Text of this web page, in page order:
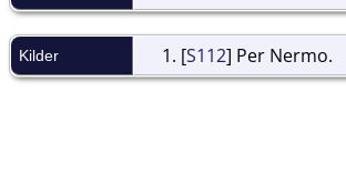
Kilder [S112] Per Nermo.